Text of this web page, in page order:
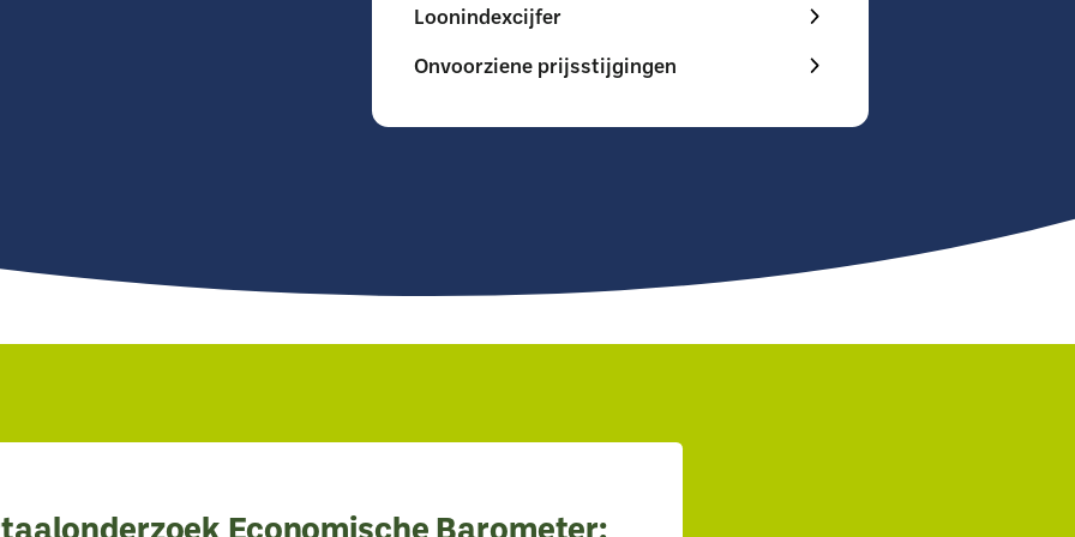
Loonindexcijfer
Onvoorziene prijsstijgingen
Economische Barometer: